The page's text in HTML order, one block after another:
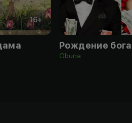
16+
Рождение
Obuna